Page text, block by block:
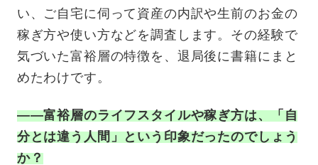
い、ご自宅に伺って資産の内訳や生前のお金の
稼ぎ方や使い方などを調査します。その経験で
気づいた富裕層の特徴を、退局後に書籍にまと
めたわけです。
——富裕層のライフスタイルや稼ぎ方は、「自
分とは違う人間」という印象だったのでしょう
か？